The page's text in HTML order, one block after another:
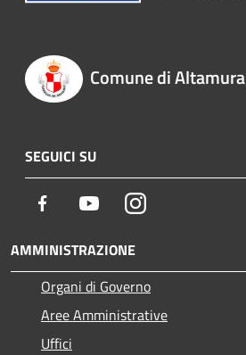
Comune di Altamura
SEGUICI SU
Facebook YoutubeInstagram
AMMINISTRAZIONE
Organi di Governo
Aree Amministrative
Uffici